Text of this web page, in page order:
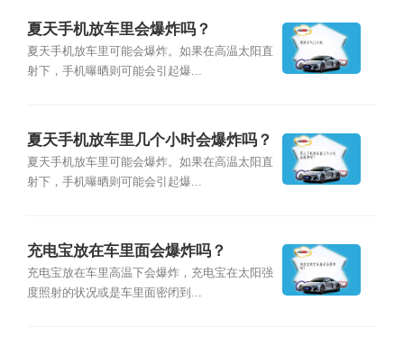
夏天手机放车里会爆炸吗？
夏天手机放车里可能会爆炸。如果在高温太阳直
射下，手机曝晒则可能会引起爆...
夏天手机放车里几个小时会爆炸吗？
夏天手机放车里可能会爆炸。如果在高温太阳直
射下，手机曝晒则可能会引起爆...
充电宝放在车里面会爆炸吗？
充电宝放在车里高温下会爆炸，充电宝在太阳强
度照射的状况或是车里面密闭到...